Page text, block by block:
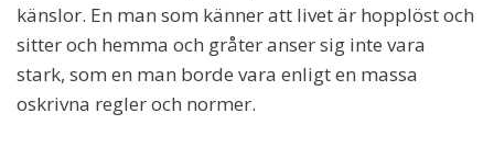
känslor. En man som känner att livet är hopplöst och
sitter och hemma och gråter anser sig inte vara
stark, som en man borde vara enligt en massa
oskrivna regler och normer.